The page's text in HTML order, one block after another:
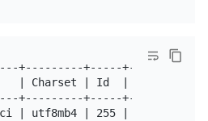
+---------+-----+---------
| Charset | Id  | Default |
+---------+-----+---------
| utf8mb4 | 255 |